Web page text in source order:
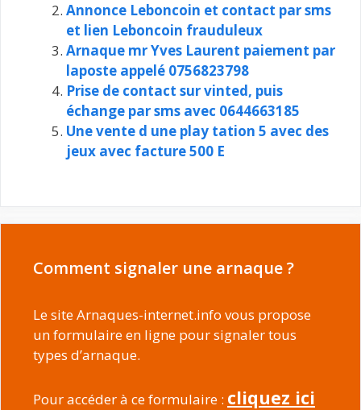
Annonce Leboncoin et contact par sms
et lien Leboncoin frauduleux
Arnaque mr Yves Laurent paiement par
laposte appelé 0756823798
Prise de contact sur vinted, puis
échange par sms avec 0644663185
Une vente d une play tation 5 avec des
jeux avec facture 500 E
Comment signaler une arnaque ?
Le site Arnaques-internet.info vous propose
un formulaire en ligne pour signaler tous
types d’arnaque.
Pour accéder à ce formulaire : cliquez ici